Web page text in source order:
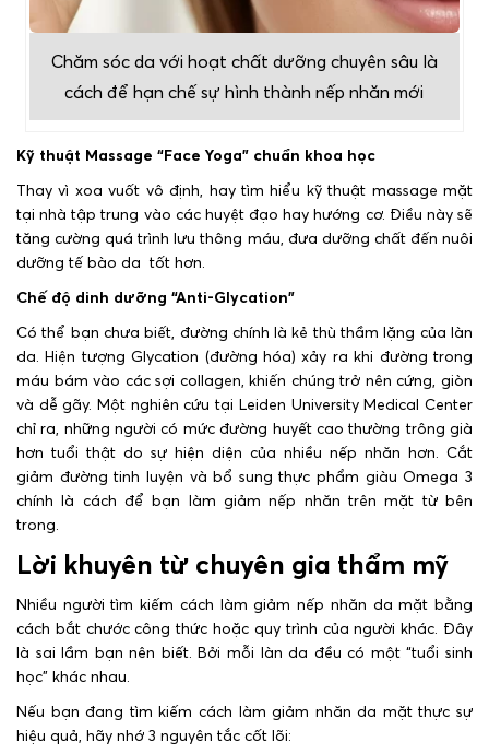
Chăm sóc da với hoạt chất dưỡng chuyên sâu là
cách để hạn chế sự hình thành nếp nhăn mới
Kỹ thuật Massage “Face Yoga” chuẩn khoa học
Thay vì xoa vuốt vô định, hay tìm hiểu kỹ thuật massage mặt
tại nhà tập trung vào các huyệt đạo hay hướng cơ. Điều này sẽ
tăng cường quá trình lưu thông máu, đưa dưỡng chất đến nuôi
dưỡng tế bào da tốt hơn.
Chế độ dinh dưỡng “Anti-Glycation”
Có thể bạn chưa biết, đường chính là kẻ thù thầm lặng của làn
da. Hiện tượng Glycation (đường hóa) xảy ra khi đường trong
máu bám vào các sợi collagen, khiến chúng trở nên cứng, giòn
và dễ gãy. Một nghiên cứu tại Leiden University Medical Center
chỉ ra, những người có mức đường huyết cao thường trông già
hơn tuổi thật do sự hiện diện của nhiều nếp nhăn hơn. Cắt
giảm đường tinh luyện và bổ sung thực phẩm giàu Omega 3
chính là cách để bạn làm giảm nếp nhăn trên mặt từ bên
trong.
Lời khuyên từ chuyên gia thẩm mỹ
Nhiều người tìm kiếm cách làm giảm nếp nhăn da mặt bằng
cách bắt chước công thức hoặc quy trình của người khác. Đây
là sai lầm bạn nên biết. Bởi mỗi làn da đều có một “tuổi sinh
học” khác nhau.
Nếu bạn đang tìm kiếm cách làm giảm nhăn da mặt thực sự
hiệu quả, hãy nhớ 3 nguyên tắc cốt lõi: